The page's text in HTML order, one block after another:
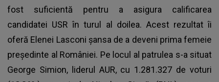
fost suficientă pentru a asigura calificarea
candidatei USR în turul al doilea. Acest rezultat îi
oferă Elenei Lasconi șansa de a deveni prima femeie
președinte al României. Pe locul al patrulea s-a situat
George Simion, liderul AUR, cu 1.281.327 de voturi